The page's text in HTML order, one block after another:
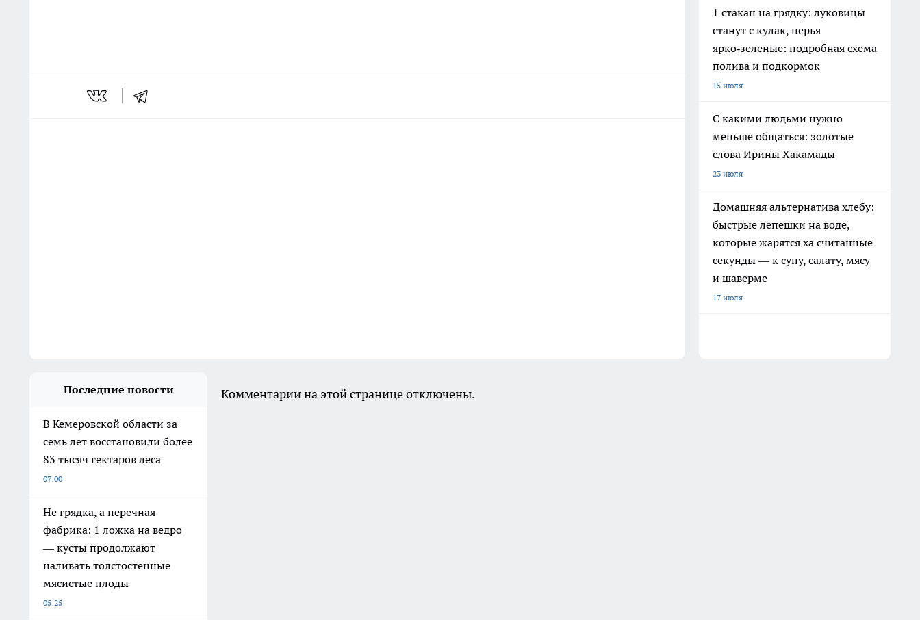
1 стакан на грядку: луковицы
станут с кулак, перья
ярко‑зеленые: подробная схема
полива и подкормок
15 июля
С какими людьми нужно
меньше общаться: золотые
слова Ирины Хакамады
23 июля
Домашняя альтернатива хлебу:
быстрые лепешки на воде,
которые жарятся ха считанные
секунды — к супу, салату, мясу
и шаверме
17 июля
Последние новости
В Кемеровской области за
семь лет восстановили более
83 тысяч гектаров леса
07:00
Не грядка, а перечная
фабрика: 1 ложка на ведро
— кусты продолжают
наливать толстостенные
мясистые плоды
05:25
Комментарии на этой странице отключены.